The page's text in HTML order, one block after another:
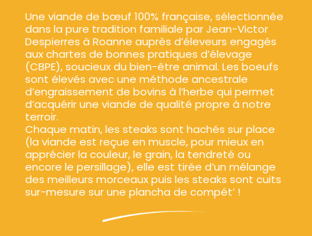
Une viande de bœuf 100% française, sélectionnée
dans la pure tradition familiale parJean-Victor
Despierres à Roanne auprès d’éleveurs engagés
aux chartes de bonnes pratiques d’élevage
(CBPE), soucieux du bien-être animal. Les boeufs
sont élevés avec une méthode ancestrale
d’engraissement de bovins à l’herbe qui permet
d’acquérir une viande de qualité propre à notre
terroir.
Chaque matin, les steaks sont hachés sur place
(la viande est reçue en muscle, pour mieux en
apprécier la couleur, le grain, la tendreté ou
encore le persillage), elle est tirée d’un mélange
des meilleurs morceaux puis les steaks sont cuits
sur-mesure sur une plancha de compét’ !